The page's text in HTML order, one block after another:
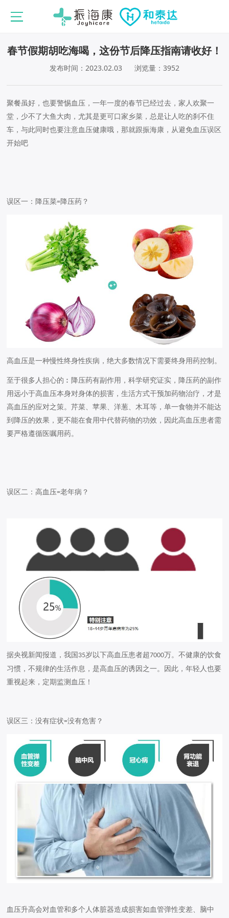
春节假期胡吃海喝，这份节后降压指南请收好！
发布时间：2023.02.03 浏览量：3952
聚餐虽好，也要警惕血压 ，一年一度的春节已经过去 ，家人欢聚一
堂 ， 少不了大鱼大肉 ， 尤其是更可口家乡菜 ，总是让人吃的刹不住
车 ，与此同时也要注意血压健康哦 ，那就跟振海康 ， 从避免血压误区
开始吧
误区一 ： 降压菜=降压药？
高血压是一种慢性终身性疾病，绝大多数情况下需要终身用药控制。
至于很多人担心的︰降压药有副作用，科学研究证实，降压药的副作
用远小于高血压本身对身体的损害，生活方式干预加药物治疗，才是
高血压的应对之策。芹菜、苹果、洋葱、木耳等，单一食物并不能达
到降压的效果，更不能在食用中代替药物的功效，因此高血压患者需
要严格遵循医嘱用药。
误区二 ： 高血压=老年病？
据央视新闻报道，我国 35岁以下高血压患者超7000万。不健康的饮食
习惯，不规律的生活作息，是高血压的诱因之一。因此，年轻人也要
重视起来，定期监测血压！
误区三 ：没有症状=没有危害？
血压升高会对血管和多个人体脏器造成损害如血管弹性变差、脑中